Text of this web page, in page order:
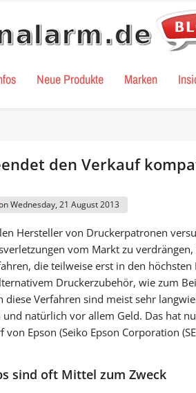
Neue Produkte Marken
den Verkauf
Wednesday, 21 August 2013
Hersteller von Druckerpatronen
vom Markt zu
die teilweise erst in den
Druckerzubehör, wie zum
diese Verfahren sind meist sehr
natürlich vor allem Geld. Das hat
Epson (Seiko Epson Corporation
sind oft Mittel zum Zweck